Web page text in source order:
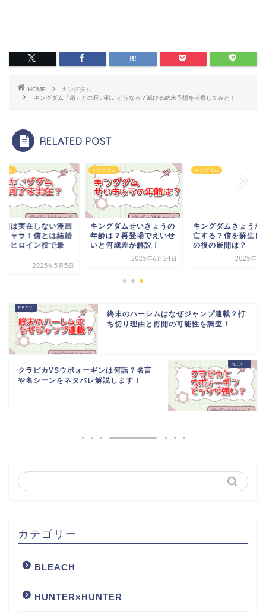
HOME
キングダム
キングダム「趙」との長い戦いどうなる？滅びる結末予想を考察してみた！
RELATED POST
ダム
貂は実在しない漫画
キャラ！信とは結婚
いヒロイン役で最
2025年5月5日
キングダム
キングダムせいきょうの
年齢は？再登場でえいせ
いと何歳差か解説！
2025年6月24日
キングダム
キングダムきょうか
亡する？信を蘇生し
の後の展開は？
2025年6
終末のハーレムはなぜジャンプ連載？打
ち切り理由と再開の可能性を調査！
クラピカVSウボォーギンは何話？名言
や名シーンをネタバレ解説します！
カテゴリー
BLEACH
HUNTER×HUNTER